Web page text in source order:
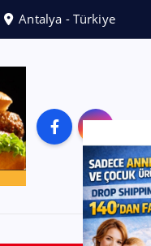
Antalya - Türkiye